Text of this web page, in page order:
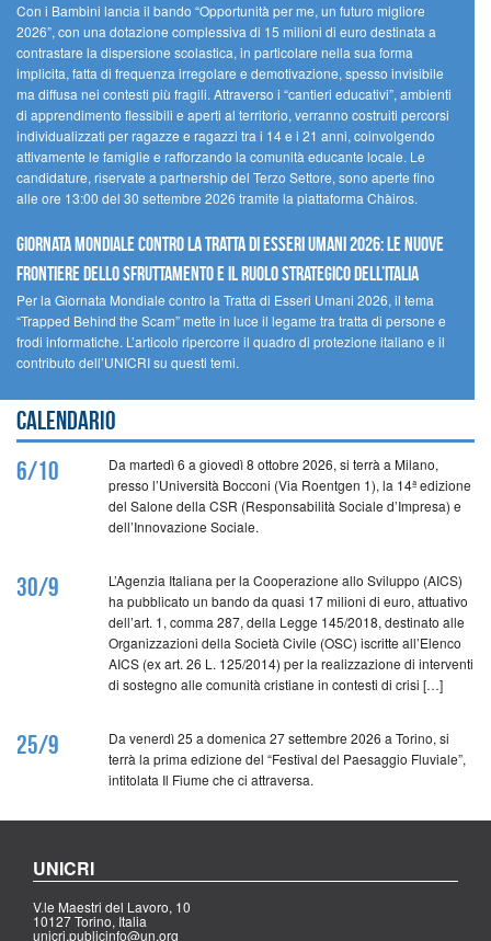
Con i Bambini lancia il bando “Opportunità per me, un futuro migliore
2026”, con una dotazione complessiva di 15 milioni di euro destinata a
contrastare la dispersione scolastica, in particolare nella sua forma
implicita, fatta di frequenza irregolare e demotivazione, spesso invisibile
ma diffusa nei contesti più fragili. Attraverso i “cantieri educativi”, ambienti
di apprendimento flessibili e aperti al territorio, verranno costruiti percorsi
individualizzati per ragazze e ragazzi tra i 14 e i 21 anni, coinvolgendo
attivamente le famiglie e rafforzando la comunità educante locale. Le
candidature, riservate a partnership del Terzo Settore, sono aperte fino
alle ore 13:00 del 30 settembre 2026 tramite la piattaforma Chàiros.
GIORNATA MONDIALE CONTRO LA TRATTA DI ESSERI UMANI 2026: LE NUOVE
FRONTIERE DELLO SFRUTTAMENTO E IL RUOLO STRATEGICO DELL’ITALIA
Per la Giornata Mondiale contro la Tratta di Esseri Umani 2026, il tema
“Trapped Behind the Scam” mette in luce il legame tra tratta di persone e
frodi informatiche. L’articolo ripercorre il quadro di protezione italiano e il
contributo dell’UNICRI su questi temi.
Calendario
6/10
Da martedì 6 a giovedì 8 ottobre 2026, si terrà a Milano,
presso l’Università Bocconi (Via Roentgen 1), la 14ª edizione
del Salone della CSR (Responsabilità Sociale d’Impresa) e
dell’Innovazione Sociale.
30/9
L’Agenzia Italiana per la Cooperazione allo Sviluppo (AICS)
ha pubblicato un bando da quasi 17 milioni di euro, attuativo
dell’art. 1, comma 287, della Legge 145/2018, destinato alle
Organizzazioni della Società Civile (OSC) iscritte all’Elenco
AICS (ex art. 26 L. 125/2014) per la realizzazione di interventi
di sostegno alle comunità cristiane in contesti di crisi […]
25/9
Da venerdì 25 a domenica 27 settembre 2026 a Torino, si
terrà la prima edizione del “Festival del Paesaggio Fluviale”,
intitolata Il Fiume che ci attraversa.
UNICRI
V.le Maestri del Lavoro, 10
10127 Torino, Italia
unicri.publicinfo@un.org